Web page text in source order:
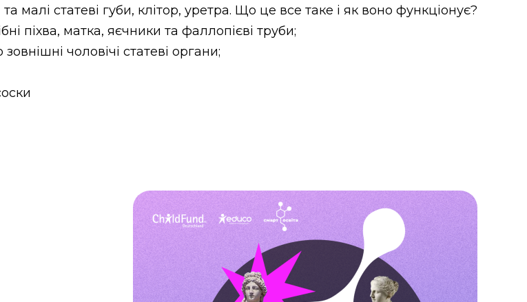
малі статеві губи, клітор, уретра. Що це все таке і як воно функціонує?
піхва, матка, яєчники та фаллопієві труби;
чоловічі статеві органи;